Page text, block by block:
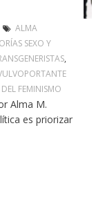
ALMA
SEXO Y
,
DEL FEMINISMO
Alma M.
es priorizar